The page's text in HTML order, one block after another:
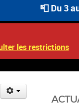
📮 Du 3 au
les restrictions